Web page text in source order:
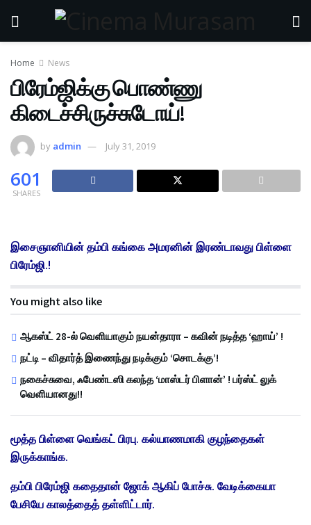
Home News
பிரேம்ஜிக்கு பொண்ணு
கிடைச்சிருச்சுடோய்!
by admin July 31, 2019
601
SHARES
இசைஞானியின் தம்பி கங்கை அமரனின் இரண்டாவது பிள்ளை
பிரேம்ஜி.!
You might also like
ஆகஸ்ட் 28-ல் வெளியாகும் நயன்தாரா – கவின் நடித்த ‘ஹாய்’ !
நட்டி – விதார்த் இணைந்து நடிக்கும் ‘சொடக்கு’!
நகைச்சுவை, ஃபேண்டஸி கலந்த ‘மாஸ்டர் பிளான்’ ! பர்ஸ்ட் லுக்
வெளியானது!!
மூத்த பிள்ளை வெங்கட் பிரபு. கல்யாணமாகி குழந்தைகள்
இருக்காங்க.
தம்பி பிரேம்ஜி கதைதான் ஜோக் ஆகிப் போச்சு. வேடிக்கையா
பேசியே காலத்தைத் தள்ளிட்டார்.